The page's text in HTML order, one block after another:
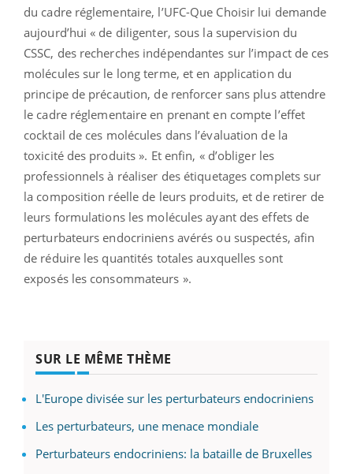
du cadre réglementaire, l’UFC-Que Choisir lui demande
aujourd’hui « de diligenter, sous la supervision du
CSSC, des recherches indépendantes sur l’impact de ces
molécules sur le long terme, et en application du
principe de précaution, de renforcer sans plus attendre
le cadre réglementaire en prenant en compte l’effet
cocktail de ces molécules dans l’évaluation de la
toxicité des produits ». Et enfin, « d’obliger les
professionnels à réaliser des étiquetages complets sur
la composition réelle de leurs produits, et de retirer de
leurs formulations les molécules ayant des effets de
perturbateurs endocriniens avérés ou suspectés, afin
de réduire les quantités totales auxquelles sont
exposés les consommateurs ».
SUR LE MÊME THÈME
L'Europe divisée sur les perturbateurs endocriniens
Les perturbateurs, une menace mondiale
Perturbateurs endocriniens: la bataille de Bruxelles